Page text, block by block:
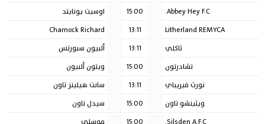
Abbey Hey F.C.
15:00
اوسيت يونايتد
Litherland REMYCA
13:11
Charnock Richard
ثاكلي
13:11
ألبيون سبورتس
تشادرتون
15:00
ويتون ألبيون
نورث فيريباي
13:11
سانت هيلينز تاون
ويثينشو تاون
15:00
سيدل تاون
Silsden A.F.C.
15:00
موسلي